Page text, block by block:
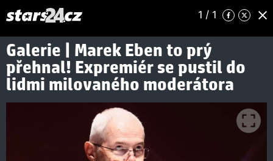
1 / 1
Galerie | Marek Eben to prý
přehnal! Expremiér se pustil do
lidmi milovaného moderátora